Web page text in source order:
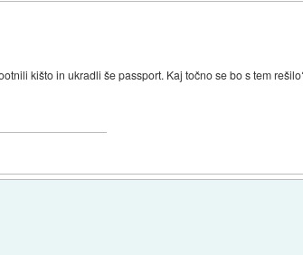
kišto in ukradli še passport. Kaj točno se bo s tem